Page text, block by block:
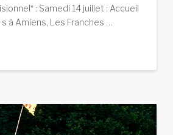
: Samedi 14 juillet : Accueil
à Amiens, Les Franches …